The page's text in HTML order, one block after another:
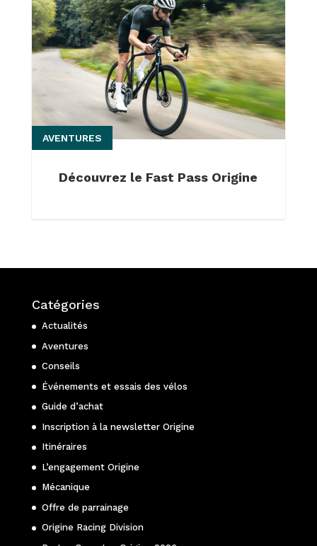
Découvrez le Fast Pass Origine
AVENTURES
Catégories
Actualités
Aventures
Conseils
Événements et essais des vélos
Guide d’achat
Inscription à la newsletter Origine
Itinéraires
L’engagement Origine
Mécanique
Offre de parrainage
Origine Racing Division